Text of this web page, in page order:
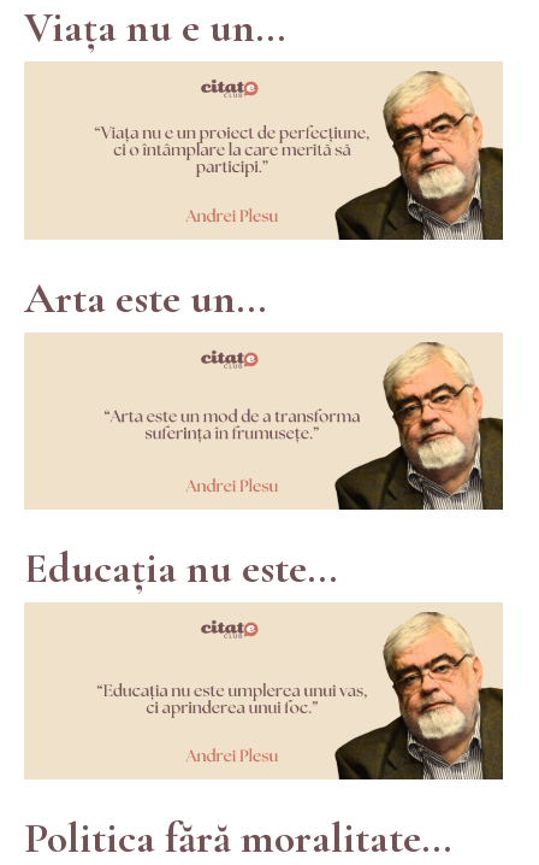
Viața nu e un...
Arta este un...
Educația nu este...
Politica fără moralitate...